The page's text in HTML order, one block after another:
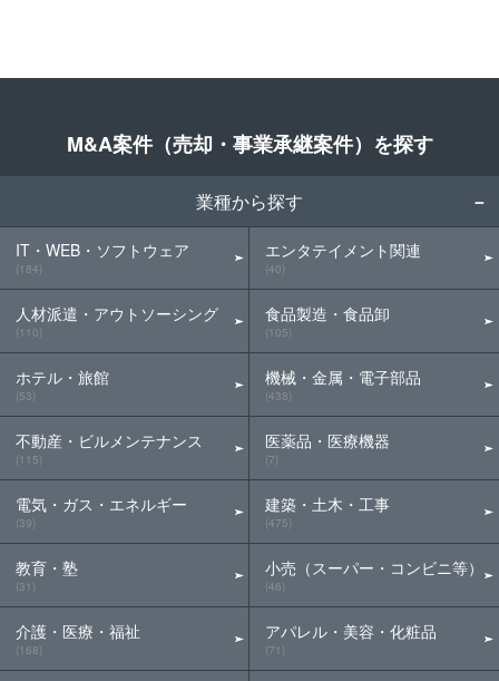
M&A案件（売却・事業承継案件）を探す
業種から探す
IT・WEB・ソフトウェア
(184)
人材派遣・アウトソーシング
(110)
ホテル・旅館
(53)
不動産・ビルメンテナンス
(115)
電気・ガス・エネルギー
(39)
教育・塾
(31)
介護・医療・福祉
(168)
エンタテイメント関連
(40)
食品製造・食品卸
(105)
機械・金属・電子部品
(438)
医薬品・医療機器
(7)
建築・土木・工事
(475)
小売（スーパー・コンビニ等）
(46)
アパレル・美容・化粧品
(71)